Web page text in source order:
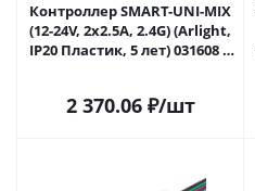
Контроллер SMART-UNI-MIX
(12-24V, 2x2.5A, 2.4G) (Arlight,
IP20 Пластик, 5 лет) 031608 в
2 370.06₽/шт